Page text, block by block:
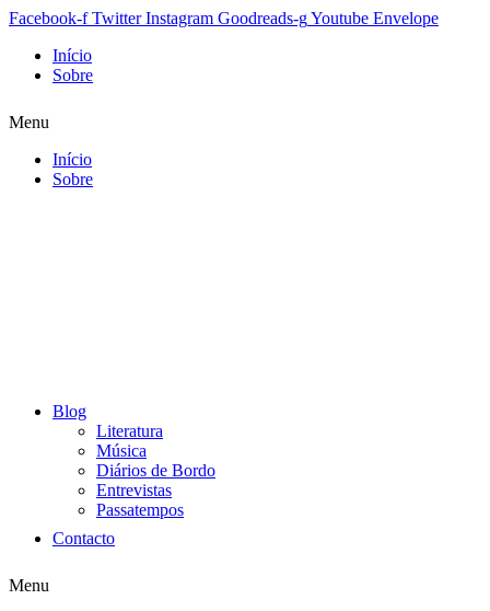
Facebook-f Twitter Instagram Goodreads-gYoutube Envelope
Início
Sobre
Menu
Início
Sobre
Blog
Literatura
Música
Diários de Bordo
Entrevistas
Passatempos
Contacto
Menu